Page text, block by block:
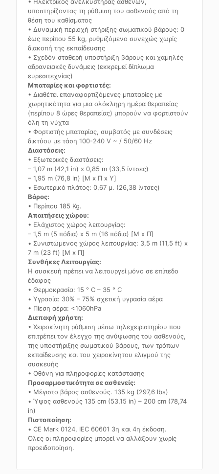
υποστηρίζοντας τη ρύθμιση του ασθενούς από τη
θέση του καθίσματος
• Δυναμική περιοχή στήριξης σωματικού βάρους: 0
έως περίπου 55 kg, ρυθμιζόμενο συνεχώς χωρίς
διακοπή της εκπαίδευσης
• Σχεδόν σταθερή υποστήριξη βάρους και χαμηλές
αδρανειακές δυνάμεις (εκκρεμεί δίπλωμα
ευρεσιτεχνίας)
Μπαταρίες και φορτιστές:
• Διαθέτει επαναφορτιζόμενες μπαταρίες με
χωρητικότητα για μια ολόκληρη ημέρα θεραπείας
(περίπου 8 ώρες θεραπείας) μπορούν να φορτιστούν
όλη τη νύχτα
• Φορτιστής μπαταρίας, συμβατός με συνδέσεις
δικτύου με τάση 100-240 V ~ / 50/60 Hz
Διαστάσεις:
• Εξωτερικές διαστάσεις:
– 1,07 m (42,1 in) x 0,85 m (33,5 ίντσες)
– 1,95 m (76,8 in) [Μ x Π x Υ]
• Εσωτερικό πλάτος: 0,67 μ. (26,38 ίντσες)
Βάρος:
• Περίπου 185 Kg.
Απαιτήσεις χώρου:
• Ελάχιστος χώρος λειτουργίας:
– 1,5 m (5 πόδια) x 5 m (16 πόδια) [Μ x Π]
• Συνιστώμενος χώρος λειτουργίας: 3,5 m (11,5 ft) x
7 m (23 ft) [M x Π]
Συνθήκες Λειτουργίας:
Η συσκευή πρέπει να λειτουργεί μόνο σε επίπεδο
έδαφος
• Θερμοκρασία: 15 ° C – 35 ° C
• Υγρασία: 30% – 75% σχετική υγρασία αέρα
• Πίεση αέρα: <1060hPa
Διεπαφή χρήστη:
• Χειροκίνητη ρύθμιση μέσω τηλεχειριστηρίου που
επιτρέπει τον έλεγχο της ανύψωσης του ασθενούς,
της υποστήριξης σωματικού βάρους, των τρόπων
εκπαίδευσης και του χειροκίνητου ελιγμού της
συσκευής
• Οθόνη για πληροφορίες κατάστασης
Προσαρμοστικότητα σε ασθενείς:
• Μέγιστο βάρος ασθενούς. 135 kg (297,6 lbs)
• Ύψος ασθενούς 135 cm (53,15 in) – 200 cm (78,74
in)
Πιστοποίηση:
• CE Mark 0124, IEC 60601 3η και 4η έκδοση.
Όλες οι πληροφορίες μπορεί να αλλάξουν χωρίς
προειδοποίηση.